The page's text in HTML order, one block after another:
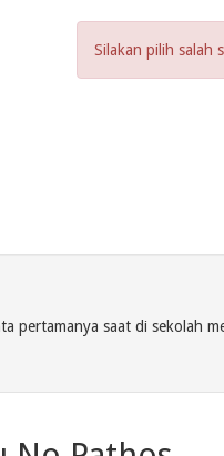
Silakan pilih salah
pertamanya saat di sekolah